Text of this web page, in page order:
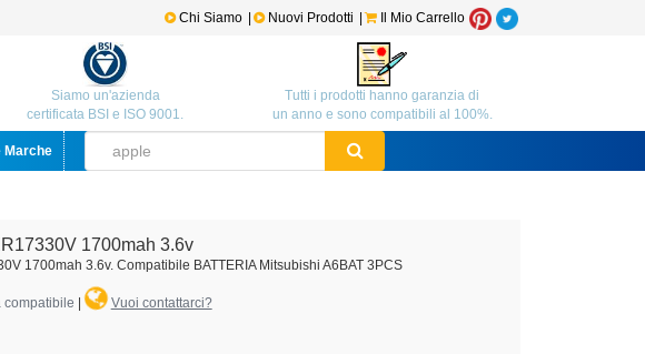
Il Mio Carrello
Nuovi Prodotti
Chi Siamo
Siamo un'azienda
certificata BSI e ISO 9001.
Tutti i prodotti hanno garanzia di
un anno e sono compatibili al 100%.
Marche
1700mah 3.6v
1700mah 3.6v. Compatibile BATTERIA Mitsubishi A6BAT 3PCS
compatibile Vuoi contattarci?